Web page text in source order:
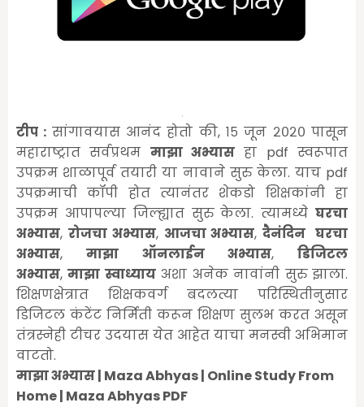
टीप : सांगावयास आनंद होतो की, १५ जून २०२० पासून
महाराष्ट्रात सर्वप्रथम माझा अभ्यास हा pdf स्वरूपात
उपक्रम शाळापूर्व तयारी या नावाने सुरु केला. याच pdf
उपक्रमाची कॉपी होत त्यानंतर शेकडो शिक्षकांनी हा
उपक्रम आपापल्या जिल्ह्यात सुरु केला. त्यामध्ये घरचा
अभ्यास, रोजचा अभ्यास, आजचा अभ्यास,दैनंदिन घरचा
अभ्यास,माझा ऑनलाईन अभ्यास, डिजिटल
अभ्यास,माझा स्वाध्यायअशा अनेक नावांनी सुरु झाला.
शिक्षणक्षेत्रात शिक्षकवर्ग बदलत्या परिस्थितीनुसार
डिजिटल कंटेंट निर्मिती करून शिक्षण सुलभ करत असून
तंत्रस्नेही टीचर उदयास येत आहेत याचा मनस्वी अभिमान
वाटतो.
माझा अभ्यास | Maza Abhyas | Online Study From
Home | Maza Abhyas PDF